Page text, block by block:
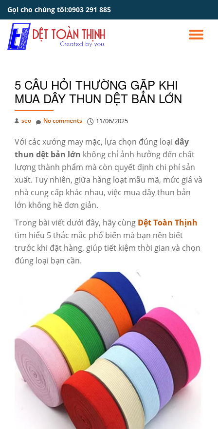
content
Gọi cho chúng tôi:0903 291 885
5 CÂU HỎI THƯỜNG GẶP KHI
MUA DÂY THUN DỆT BẢN LỚN
seo 11/06/2025
No comments
Với các xưởng may mặc, lựa chọn đúng loại dây
thun dệt bản lớn không chỉ ảnh hưởng đến chất
lượng thành phẩm mà còn quyết định chi phí sản
xuất. Tuy nhiên, giữa hàng loạt mẫu mã, mức giá và
nhà cung cấp khác nhau, việc mua dây thun bản
lớn không hề đơn giản.
Trong bài viết dưới đây, hãy cùng Dệt Toàn Thịnh
tìm hiểu 5 thắc mắc phổ biến mà bạn nên biết
trước khi đặt hàng, giúp tiết kiệm thời gian và chọn
đúng loại bạn cần.